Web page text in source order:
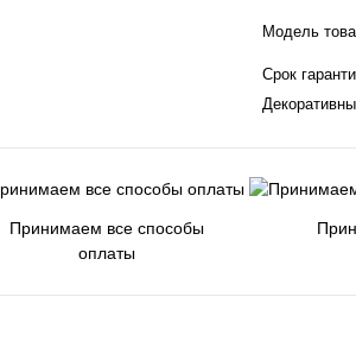
Модель
Срок
Принимаем все способы
оплаты